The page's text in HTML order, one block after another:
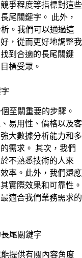
爭程度等指標對這些
尾關鍵字。 此外，
。我們可以通過這
，從而更好地調整我
到合適的長尾關鍵
標受眾。
至關重要的步驟。
易用性、價格以及客
大數據分析能力和多
需求。 其次，我們
不熟悉技術的人來
率。此外，我們還應
實際效果和可靠性。
適合我們業務需求的
尾關鍵字
提供有關內容角度